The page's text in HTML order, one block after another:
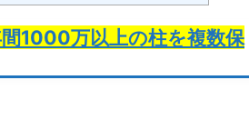
1000万以上の柱を複数保